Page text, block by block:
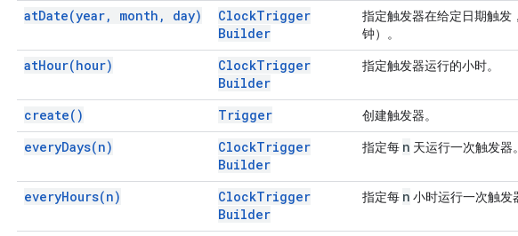
atDate(year, month , day) ClockTrigger
Builder
指定触发器在给定日期触发
钟）。
atHour(hour) ClockTrigger
Builder
指定触发器运行的小时。
create( ) Trigger 创建触发器。
everyDays(n) ClockTrigger
Builder
指定每 n 天运行一次触发器。
everyHours(n) ClockTrigger
Builder
指定每 n 小时运行一次触发